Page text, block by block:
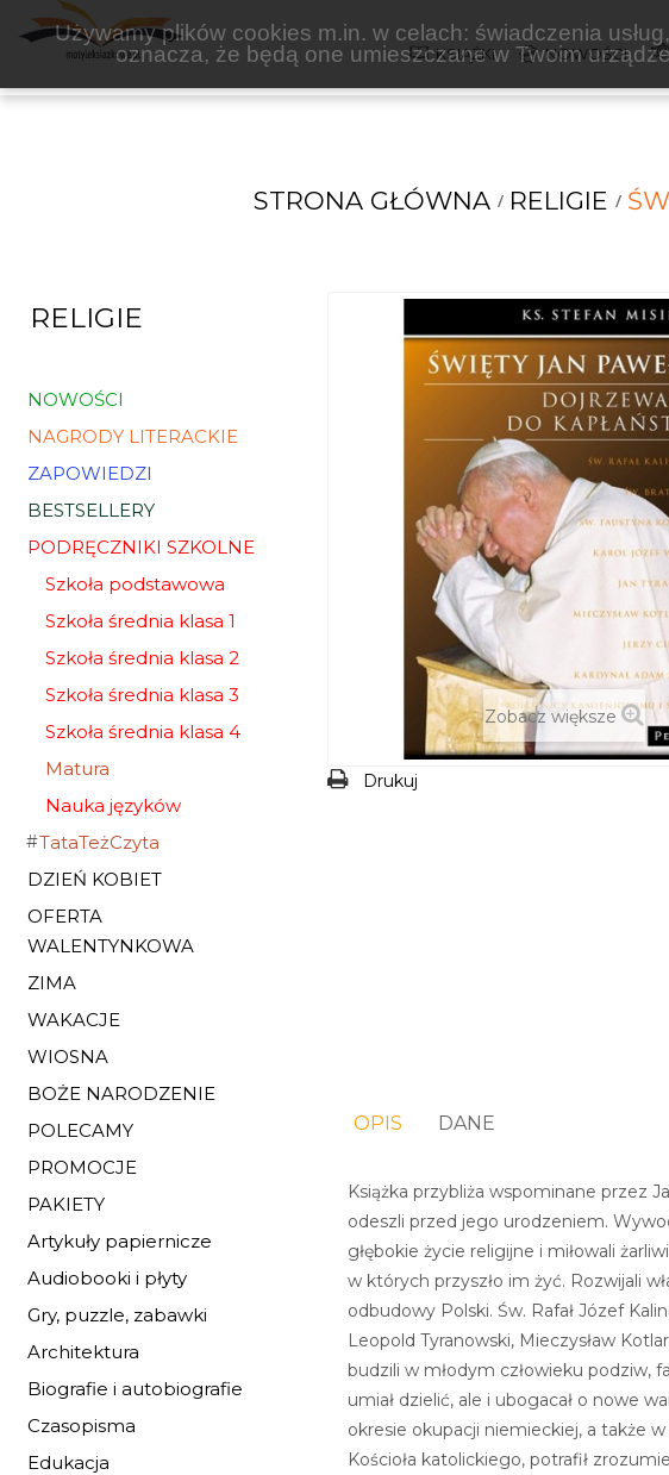
PETRUS
Używamy plików cookies m.in. w celach: świadczenia
oznacza, że będą one umieszczane w Twoim
KSIĄŻKI NOWOŚCI
STRONA GŁÓWNA RELIGIE
RELIGIE
NOWOŚCI
NAGRODY LITERACKIE
ZAPOWIEDZI
BESTSELLERY
PODRĘCZNIKI SZKOLNE
Szkoła podstawowa
Szkoła średnia klasa 1
Szkoła średnia klasa 2
Szkoła średnia klasa 3
Szkoła średnia klasa 4
Matura
Nauka języków
TataTeżCzyta
DZIEŃ KOBIET
OFERTA
WALENTYNKOWA
ZIMA
WAKACJE
WIOSNA
BOŻE NARODZENIE
POLECAMY
PROMOCJE
PAKIETY
Artykuły papiernicze
Audiobooki i płyty
Gry, puzzle, zabawki
Architektura
Biografie i autobiografie
Czasopisma
Edukacja
Zobacz większe
Drukuj
OPIS DANE
Książka przybliża wspominane przez
odeszli przed jego urodzeniem.
głębokie życie religijne i miłowali
w których przyszło im żyć. Rozwijali
odbudowy Polski. Św. Rafał Józef
Leopold Tyranowski, Mieczysław
budzili w młodym człowieku podziw,
umiał dzielić, ale i ubogacał o nowe
okresie okupacji niemieckiej, a także
Kościoła katolickiego, potrafił